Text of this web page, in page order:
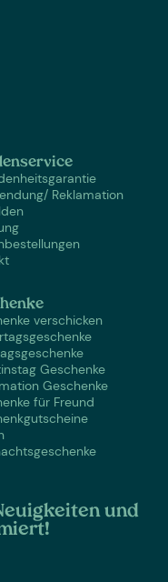
Reklamation
verschicken
Geschenke
Geschenke
für Freund
und